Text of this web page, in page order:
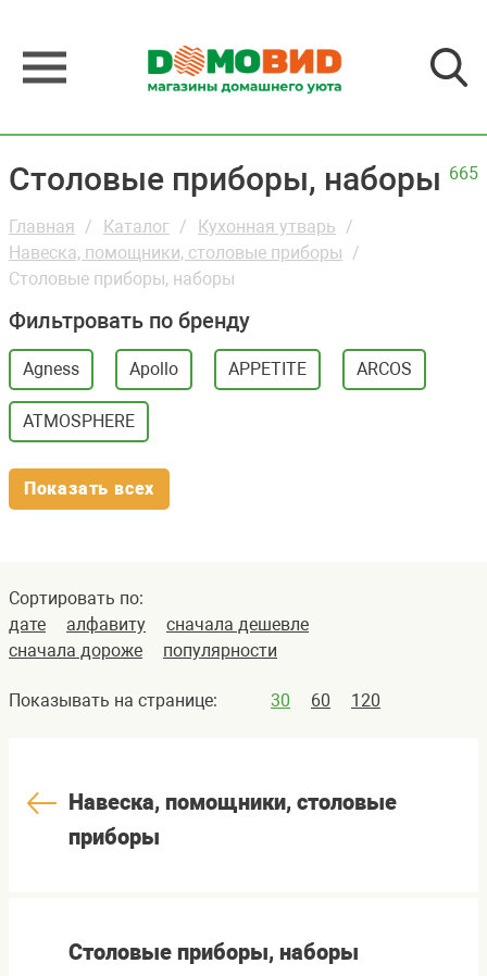
Столовые приборы, наборы 665
Главная Каталог
Кухонная утварь
Навеска, помощники, столовые приборы
Столовые приборы, наборы
Фильтровать по бренду
Agness Apollo APPETITE ARCOS
ATMOSPHERE
Показать всех
Сортировать по:
дате
алфавиту
сначала дешевле
сначала дороже
популярности
Показывать на странице: 30 60 120
Навеска, помощники, столовые
приборы
Столовые приборы, наборы